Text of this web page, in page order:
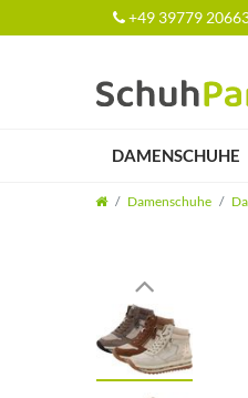
+49 39779
DAMENSCHUHE
Damenschuhe